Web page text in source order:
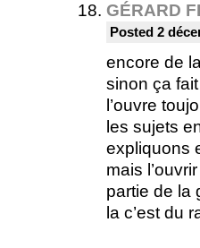
GÉRARD
Posted 2
encore de
sinon ça
l’ouvre
les sujets
expliquons
mais
partie de la
la c’est du